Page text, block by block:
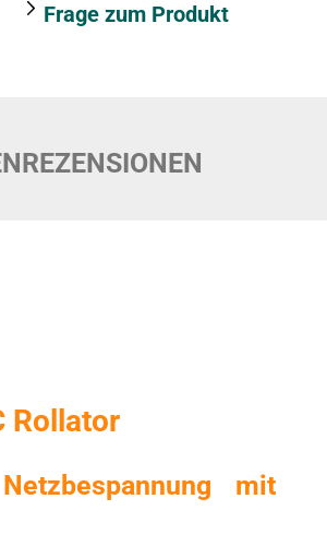
Frage zum Produkt
Rollator
mit